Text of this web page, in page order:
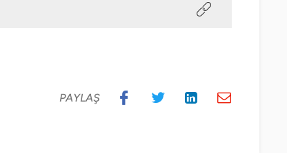
PAYLAŞ